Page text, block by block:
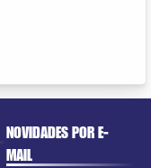
NOVIDADES POR E-
MAIL